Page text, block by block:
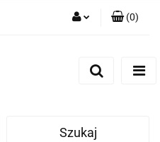
(0)
Szukaj